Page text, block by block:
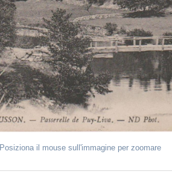
Posiziona il mouse sull'immagine per zoomare